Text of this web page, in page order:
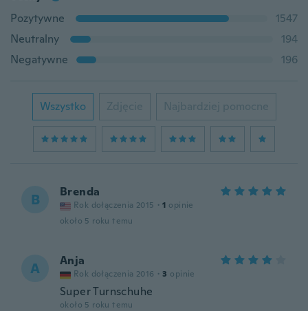
Pozytywne
1547
Neutralny
194
Negatywne
196
Wszystko Zdjęcie Najbardziej pomocne
B Brenda
Rok dołączenia 2015 · 1 opinie
około 5 roku temu
A Anja
Rok dołączenia 2016 · 3 opinie
Super Turnschuhe
około 5 roku temu